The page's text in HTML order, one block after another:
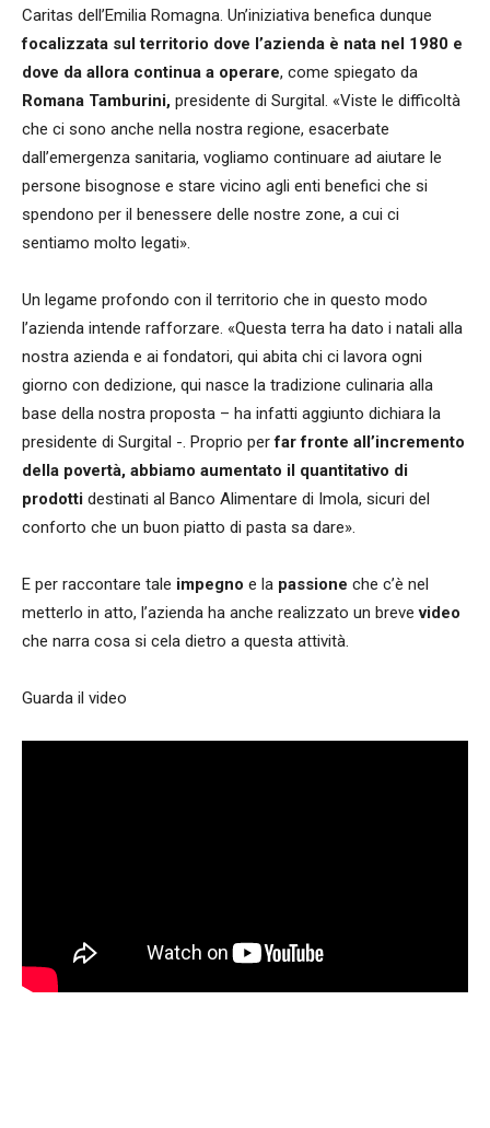
Caritas dell’Emilia Romagna. Un’iniziativa benefica dunque
focalizzata sul territorio dove l’azienda è nata nel 1980 e
dove da allora continua a operare, come spiegato da
Romana Tamburini, presidente di Surgital. «Viste le difficoltà
che ci sono anche nella nostra regione, esacerbate
dall’emergenza sanitaria, vogliamo continuare ad aiutare le
persone bisognose e stare vicino agli enti benefici che si
spendono per il benessere delle nostre zone, a cui ci
sentiamo molto legati».
Un legame profondo con il territorio che in questo modo
l’azienda intende rafforzare. «Questa terra ha dato i natali alla
nostra azienda e ai fondatori, qui abita chi ci lavora ogni
giorno con dedizione, qui nasce la tradizione culinaria alla
base della nostra proposta – ha infatti aggiunto dichiara la
presidente di Surgital -. Proprio perfar fronte all’incremento
della povertà, abbiamo aumentato il quantitativo di
prodotti destinati al Banco Alimentare di Imola, sicuri del
conforto che un buon piatto di pasta sa dare».
E per raccontare tale impegno e la passione che c’è nel
metterlo in atto, l’azienda ha anche realizzato un brevevideo
che narra cosa si cela dietro a questa attività.
Guarda il video